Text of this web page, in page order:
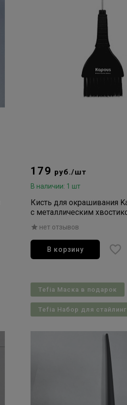
179 руб./шт
В наличии: 1 шт
Кисть для окрашивания
с металлическим
мм, черная
нет отзывов
В корзину
Tefia Маска в подарок
Tefia Набор для